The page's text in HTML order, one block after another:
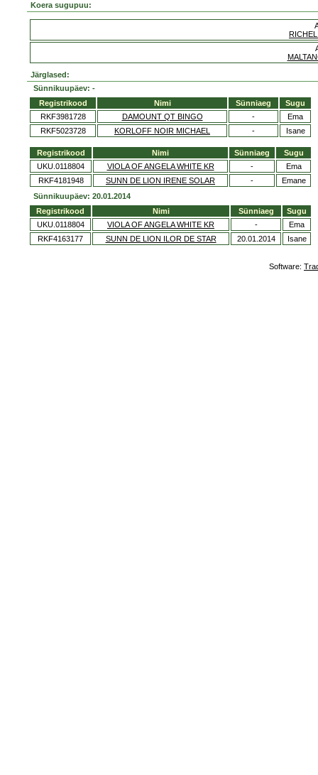
Koera sugupuu:
Järglased:
Sünnikuupäev: -
Registrikood
Nimi Sünniaeg
Sugu
RKF3981728
DAMOUNT QT BINGO -
Ema
RKF5023728
KORLOFF NOIR MICHAEL - Isane
Registrikood Nimi Sünniaeg
Sugu
UKU.0118804
VIOLA OF ANGELA WHITE KR -
Ema
RKF4181948
SUNN DE LION IRENE SOLAR -
Emane
Sünnikuupäev: 20.01.2014
Registrikood
Nimi Sünniaeg
Sugu
UKU.0118804
VIOLA OF ANGELA WHITE KR -
Ema
RKF4163177
SUNN DE LION ILOR DE STAR 20.01.2014 Isane
Software: